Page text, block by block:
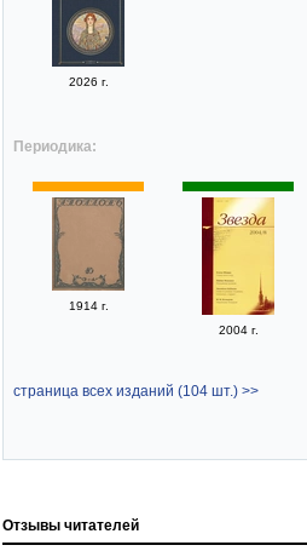
2026 г.
Периодика:
1914 г.
2004 г.
страница всех изданий (104 шт.) >>
Отзывы читателей